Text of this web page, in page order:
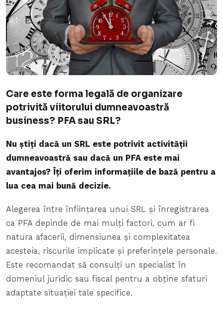
Care este forma legală de organizare
potrivită viitorului dumneavoastră
business? PFA sau SRL?
Nu știți dacă un SRL este potrivit activității
dumneavoastră sau dacă un PFA este mai
avantajos? Îți oferim informațiile de bază pentru a
lua cea mai bună decizie.
Alegerea între înființarea unui SRL și înregistrarea
ca PFA depinde de mai mulți factori, cum ar fi
natura afacerii, dimensiunea și complexitatea
acesteia, riscurile implicate și preferințele personale.
Este recomandat să consulți un specialist în
domeniul juridic sau fiscal pentru a obține sfaturi
adaptate situației tale specifice.